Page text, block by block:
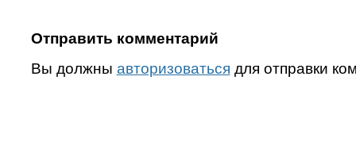
Отправить комментарий
Вы должны авторизоваться для отправки